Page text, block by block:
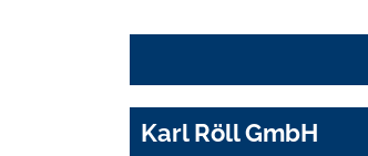
Karl Röll GmbH